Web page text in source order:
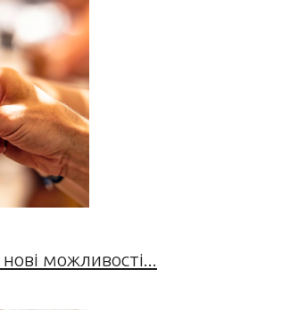
можливості...